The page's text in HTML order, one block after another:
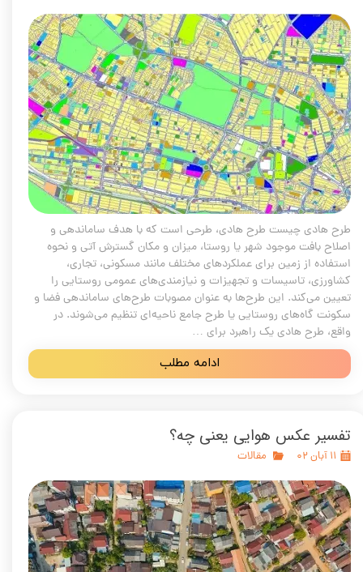
طرح هادی چیست طرح هادی، طرحی است که با هدف ساماندهی و
اصلاح بافت موجود شهر یا روستا، میزان و مکان گسترش آتی و نحوه
استفاده از زمین برای عملکردهای مختلف مانند مسکونی، تجاری،
کشاورزی، تاسیسات و تجهیزات و نیازمندی‌های عمومی روستایی را
تعیین می‌کند. این طرح‌ها به عنوان مصوبات طرح‌های ساماندهی فضا و
سکونت گاه‌های روستایی یا طرح جامع ناحیه‌ای تنظیم می‌شوند. در
واقع، طرح هادی یک راهبرد برای …
ادامه مطلب
تفسیر عکس هوایی یعنی چه؟
۱۱ آبان ۰۲ مقالات